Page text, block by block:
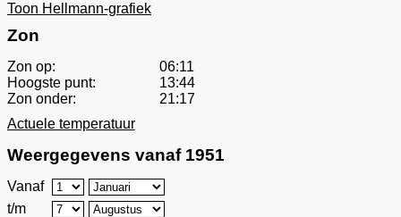
Toon Hellmann-grafiek
Zon
Zon op:
06:11
Hoogste punt:
13:44
Zon onder:
21:17
Actuele temperatuur
Weergegevens vanaf 1951
Vanaf
t/m